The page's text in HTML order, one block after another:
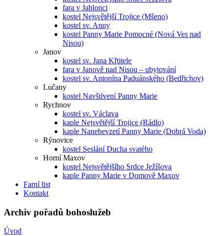
fara v Jablonci
kostel Nejsvětější Trojice (Mšeno)
kostel sv. Anny
kostel Panny Marie Pomocné (Nová Ves nad
Nisou)
Janov
kostel sv. Jana Křtitele
fara v Janově nad Nisou – ubytování
kostel sv. Antonína Paduánského (Bedřichov)
Lučany
kostel Navštívení Panny Marie
Rychnov
kostel sv. Václava
kaple Nejsvětější Trojice (Rádlo)
kaple Nanebevzetí Panny Marie (Dobrá Voda)
Rýnovice
kostel Seslání Ducha svatého
Horní Maxov
kostel Nejsvětějšího Srdce Ježíšova
kaple Panny Marie v Domově Maxov
Farní list
Kontakt
Archiv pořadů bohoslužeb
Úvod